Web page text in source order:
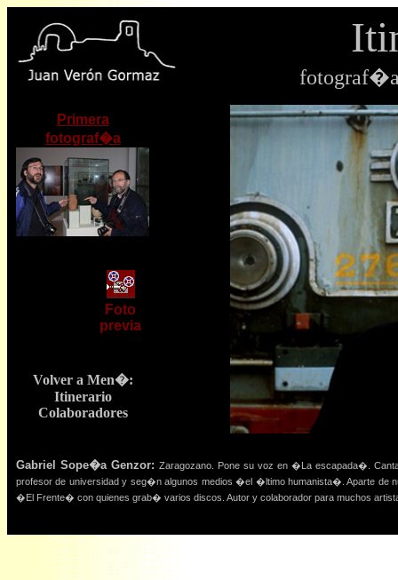
Primera
fotograf�a
Foto
previa
Volver a Men�:
Itinerario
Colaboradores
Gabriel Sope�a Genzor:Zaragozano. Pone su voz en �La escapada�.
profesor de universidad y seg�n algunos medios �el �ltimo humanista�. Aparte
�El Frente� con quienes grab� varios discos. Autor y colaborador para muchos